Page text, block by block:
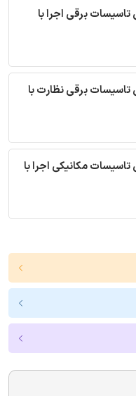
برقی اجرا با
برقی نظارت با
مکانیکی اجرا با